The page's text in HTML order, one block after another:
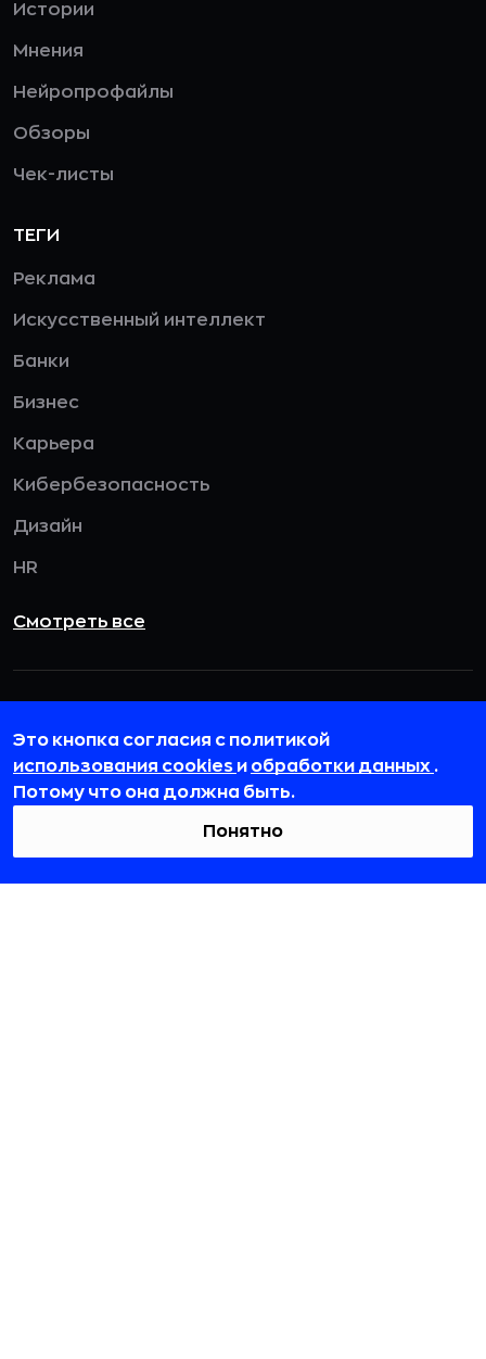
Истории
Мнения
Нейропрофайлы
Обзоры
Чек-листы
ТЕГИ
Реклама
Искусственный интеллект
Банки
Бизнес
Карьера
Кибербезопасность
Дизайн
HR
Смотреть все
округ Даниловский, пр-кт Андропова, д. 18, к. 3
team@rb.ru
Это кнопка согласия с политикой
использования cookies и обработки данных .
Потому что она должна быть.
Понятно